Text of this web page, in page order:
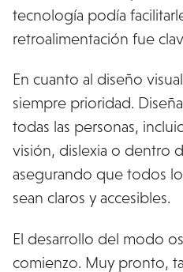
tecnología podía
retroalimentación fue
En cuanto al diseño
siempre prioridad.
todas las personas,
visión, dislexia o dentro
asegurando que todos
sean claros y accesibles.
El desarrollo del modo
comienzo. Muy pronto,